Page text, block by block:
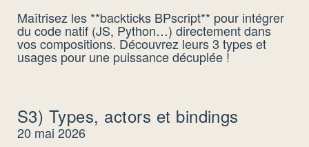
Maîtrisez les **backticks BPscript** pour intégrer
du code natif (JS, Python…) directement dans
vos compositions. Découvrez leurs 3 types et
usages pour une puissance décuplée !
S3) Types, actors et bindings
20 mai 2026